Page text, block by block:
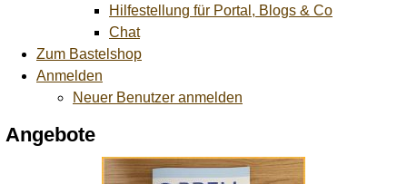
Hilfestellung für Portal, Blogs & Co
Chat
Zum Bastelshop
Anmelden
Neuer Benutzer anmelden
Angebote